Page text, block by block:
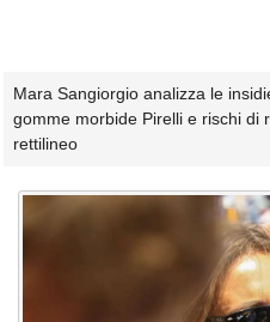
Mara Sangiorgio analizza le
gomme morbide Pirelli e rischi di
rettilineo